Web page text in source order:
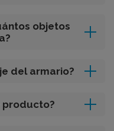
objetos
del armario?
producto?